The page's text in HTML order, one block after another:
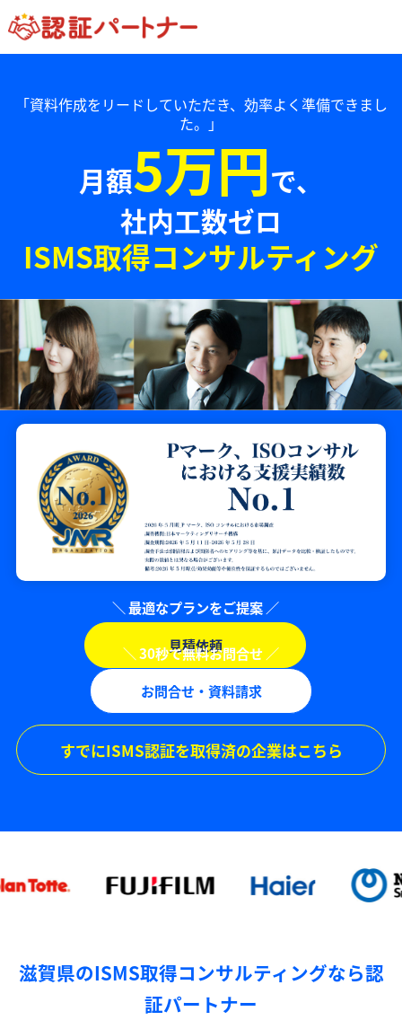
「資料作成をリードしていただき、効率よく準備できまし
た。」
月額5万円で、
社内工数ゼロ
ISMS取得コンサルティング
見積依頼
お問合せ・資料請求
すでにISMS認証を取得済の企業はこちら
滋賀県のISMS取得コンサルティングなら認
証パートナー